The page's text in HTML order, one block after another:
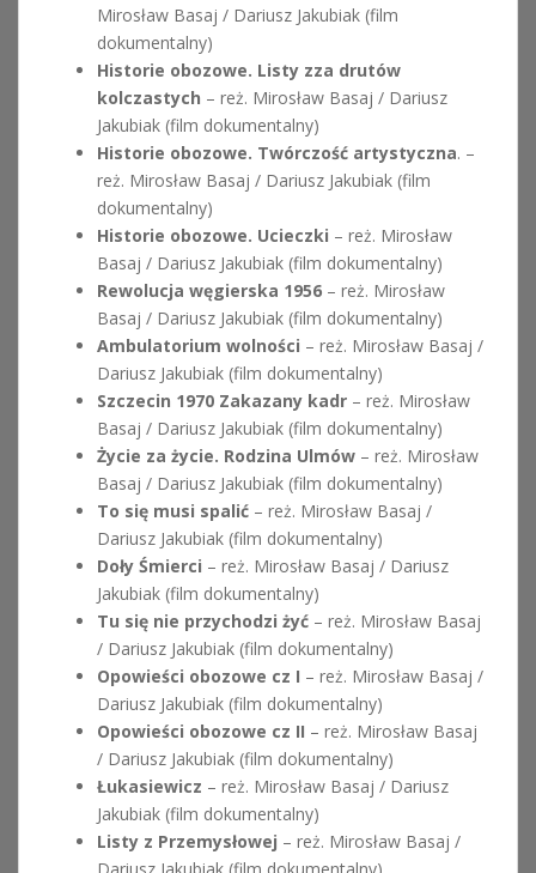
Mirosław Basaj / Dariusz Jakubiak (film
dokumentalny)
Historie obozowe. Listy zza drutów
kolczastych – reż. Mirosław Basaj / Dariusz
Jakubiak (film dokumentalny)
Historie obozowe. Twórczość artystyczna. –
reż. Mirosław Basaj / Dariusz Jakubiak (film
dokumentalny)
Historie obozowe. Ucieczki – reż. Mirosław
Basaj / Dariusz Jakubiak (film dokumentalny)
Rewolucja węgierska 1956 – reż. Mirosław
Basaj / Dariusz Jakubiak (film dokumentalny)
Ambulatorium wolności – reż. Mirosław Basaj /
Dariusz Jakubiak (film dokumentalny)
Szczecin 1970 Zakazany kadr – reż. Mirosław
Basaj / Dariusz Jakubiak (film dokumentalny)
Życie za życie. Rodzina Ulmów – reż. Mirosław
Basaj / Dariusz Jakubiak (film dokumentalny)
To się musi spalić – reż. Mirosław Basaj /
Dariusz Jakubiak (film dokumentalny)
Doły Śmierci – reż. Mirosław Basaj / Dariusz
Jakubiak (film dokumentalny)
Tu się nie przychodzi żyć – reż. Mirosław Basaj
/ Dariusz Jakubiak (film dokumentalny)
Opowieści obozowe cz I – reż. Mirosław Basaj /
Dariusz Jakubiak (film dokumentalny)
Opowieści obozowe cz II – reż. Mirosław Basaj
/ Dariusz Jakubiak (film dokumentalny)
Łukasiewicz – reż. Mirosław Basaj / Dariusz
Jakubiak (film dokumentalny)
Listy z Przemysłowej – reż. Mirosław Basaj /